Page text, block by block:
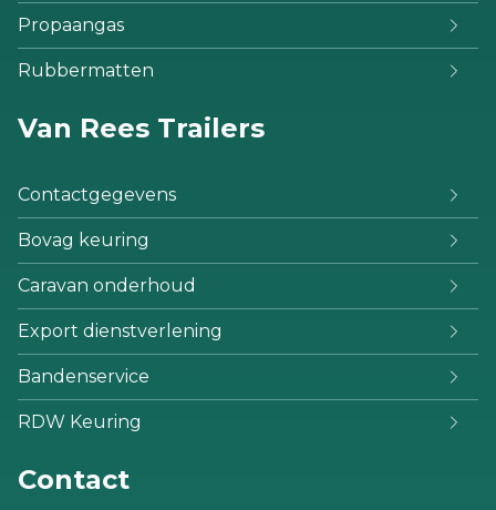
Propaangas
Rubbermatten
Van Rees Trailers
Contactgegevens
Bovag keuring
Caravan onderhoud
Export dienstverlening
Bandenservice
RDW Keuring
Contact